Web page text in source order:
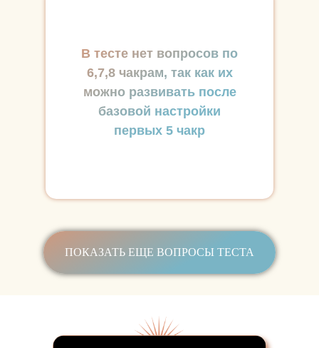
В тесте нет вопросов по
6,7,8 чакрам, так как их
можно развивать после
базовой настройки
первых 5 чакр
ПОКАЗАТЬ ЕЩЕ ВОПРОСЫ ТЕСТА